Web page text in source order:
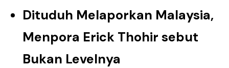
Dituduh Melaporkan Malaysia,
Menpora Erick Thohir sebut
Bukan Levelnya